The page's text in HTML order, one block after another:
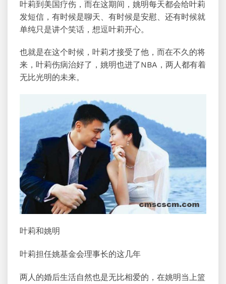
叶莉到美国疗伤，而在这期间，姚明每天都会给叶莉
发短信，有时候是聊天、有时候是安慰、还有时候就
单纯只是讲个笑话，想逗叶莉开心。
也就是在这个时候，叶莉才接受了他，而在不久的将
来，叶莉伤病治好了，姚明也进了NBA，两人都有着
无比光明的未来。
叶莉和姚明
叶莉担任姚基金会理事长的这几年
两人的婚后生活自然也是无比相爱的，在姚明当上篮